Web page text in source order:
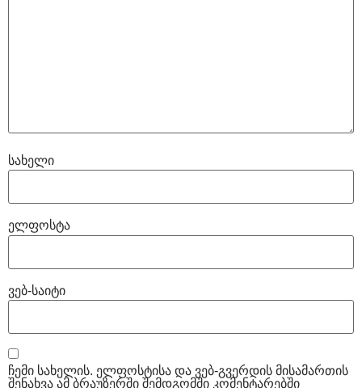
სახელი
ელფოსტა
ვებ-საიტი
ჩემი სახელის. ელფოსტისა და ვებ-გვერდის მისამართის
შენახვა ამ ბრაუზერში შემდგომში კომენტარებში